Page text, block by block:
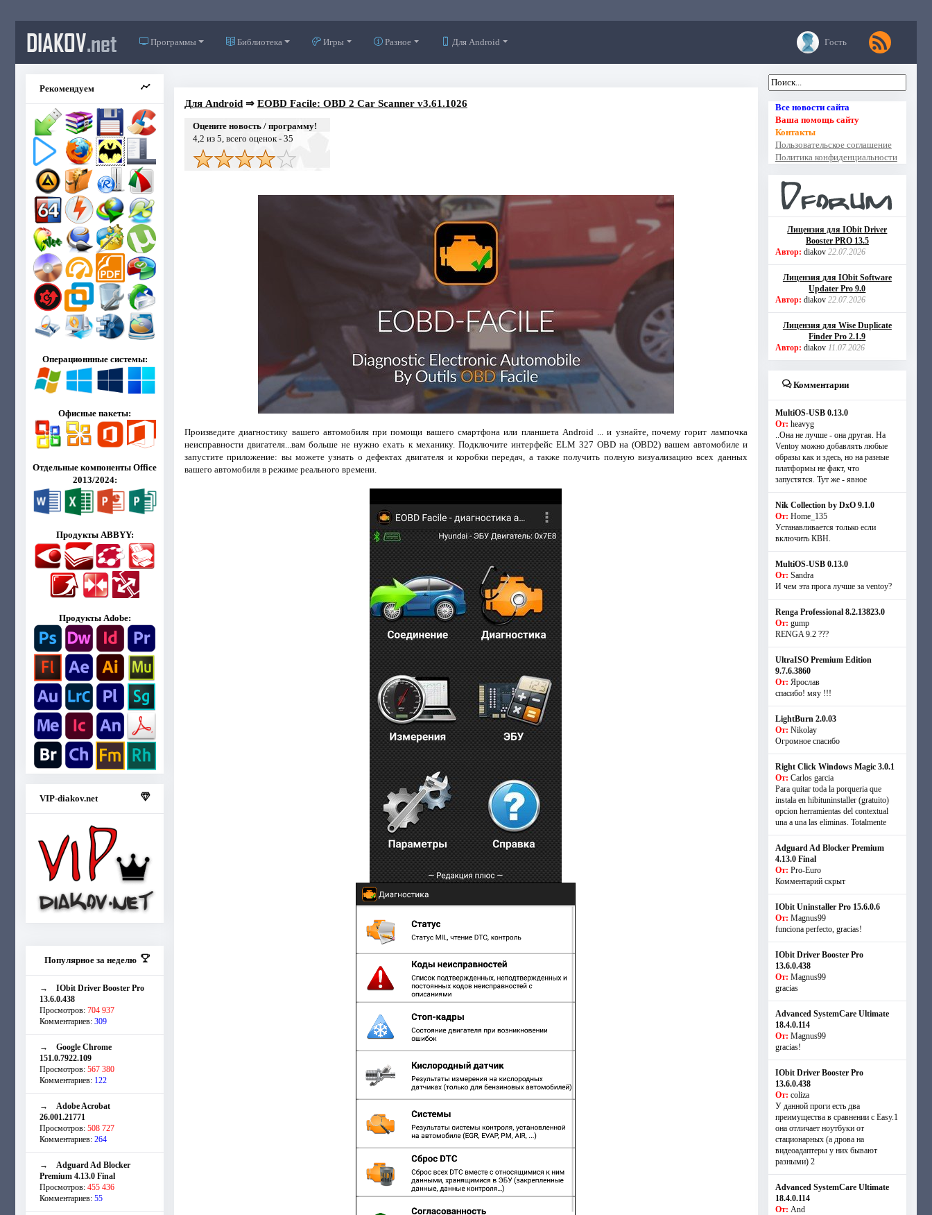
DIAKOV.net Программы Библиотека Игры Разное Для Android Гость
Рекомендуем
Операционнные системы:
Офисные пакеты:
Отдельные компоненты Office
2013/2024:
Продукты ABBYY:
Продукты Adobe:
VIP-diakov.net
Популярное за неделю
→ IObit Driver Booster Pro
13.6.0.438
Просмотров: 704 937
Комментариев: 309
→ Google Chrome
151.0.7922.109
Просмотров: 567 380
Комментариев: 122
→ Adobe Acrobat
26.001.21771
Просмотров: 508 727
Комментариев: 264
→ Adguard Ad Blocker
Premium 4.13.0 Final
Просмотров: 455 436
Комментариев: 55
Для Android⇒ EOBD Facile: OBD 2 Car Scanner v3.61.1026
Оцените новость / программу!
4,2 из 5, всего оценок - 35
Произведите диагностику вашего автомобиля при помощи вашего смартфона или планшета Android ... и узнайте, почему горит лампочка
неисправности двигателя...вам больше не нужно ехать к механику. Подключите интерфейс ELM 327 OBD на (OBD2) вашем автомобиле и
запустите приложение: вы можете узнать о дефектах двигателя и коробки передач, а также получить полную визуализацию всех данных
вашего автомобиля в режиме реального времени.
Все новости сайта
Ваша помощь сайту
Контакты
Пользовательское соглашение
Политика конфиденциальности
Лицензия для IObit Driver
Booster PRO 13.5
Автор: diakov 22.07.2026
Лицензия для IObit Software
Updater Pro 9.0
Автор: diakov 22.07.2026
Лицензия для Wise Duplicate
Finder Pro 2.1.9
Автор: diakov 11.07.2026
Комментарии
MultiOS-USB 0.13.0
От: heavyg
..Она не лучше - она другая. На
Ventoy можно добавлять любые
образы как и здесь, но на разные
платформы не факт, что
запустятся. Тут же - явное
Nik Collection by DxO 9.1.0
От: Home_135
Устанавливается только если
включить КВН.
MultiOS-USB 0.13.0
От: Sandra
И чем эта прога лучше за ventoy?
Renga Professional 8.2.13823.0
От: gump
RENGA 9.2 ???
UltraISO Premium Edition
9.7.6.3860
От: Ярослав
спасибо! мяу !!!
LightBurn 2.0.03
От: Nikolay
Огромное спасибо
Right Click Windows Magic 3.0.1
От: Carlos garcia
Para quitar toda la porqueria que
instala en hibituninstaller (gratuito)
opcion herramientas del contextual
una a una las eliminas. Totalmente
Adguard Ad Blocker Premium
4.13.0 Final
От: Pro-Euro
Комментарий скрыт
IObit Uninstaller Pro 15.6.0.6
От: Magnus99
funciona perfecto, gracias!
IObit Driver Booster Pro
13.6.0.438
От: Magnus99
gracias
Advanced SystemCare Ultimate
18.4.0.114
От: Magnus99
gracias!
IObit Driver Booster Pro
13.6.0.438
От: coliza
У данной проги есть два
преимущества в сравнении с Easy.1
она отличает ноутбуки от
стационарных (а дрова на
видеоадаптеры у них бывают
разными) 2
Advanced SystemCare Ultimate
18.4.0.114
От: And